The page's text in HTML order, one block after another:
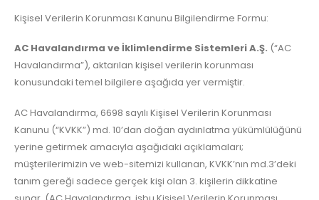
Kişisel Verilerin Korunması Kanunu Bilgilendirme Formu:
AC Havalandırma ve İklimlendirme Sistemleri A.Ş. (“AC
Havalandırma”), aktarılan kişisel verilerin korunması
konusundaki temel bilgilere aşağıda yer vermiştir.
AC Havalandırma, 6698 sayılı Kişisel Verilerin Korunması
Kanunu (“KVKK”) md. 10’dan doğan aydınlatma yükümlülüğünü
yerine getirmek amacıyla aşağıdaki açıklamaları;
müşterilerimizin ve web-sitemizi kullanan, KVKK’nın md.3’deki
tanım gereği sadece gerçek kişi olan 3. kişilerin dikkatine